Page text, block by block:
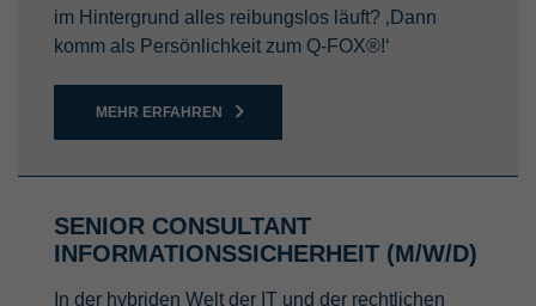
im Hintergrund alles reibungslos läuft? ‚Dann
komm als Persönlichkeit zum Q-FOX®!‘
MEHR ERFAHREN
SENIOR CONSULTANT
INFORMATIONSSICHERHEIT (M/W/D)
In der hybriden Welt der IT und der rechtlichen